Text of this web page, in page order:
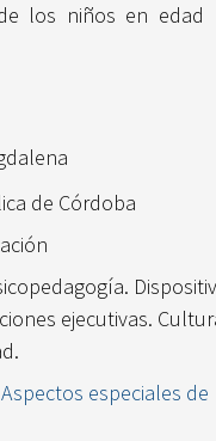
los niños en edad
de Córdoba
ejecutivas.
especiales de